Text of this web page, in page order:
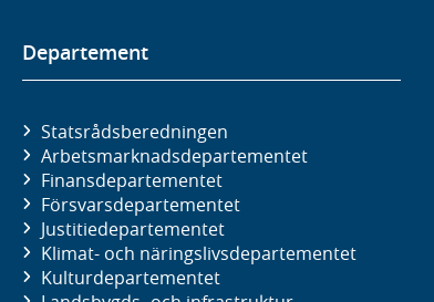
Departement
Statsrådsberedningen
Arbetsmarknads­departementet
Finans­departementet
Försvars­departementet
Justitie­departementet
Klimat- och näringslivs­departementet
Kultur­departementet